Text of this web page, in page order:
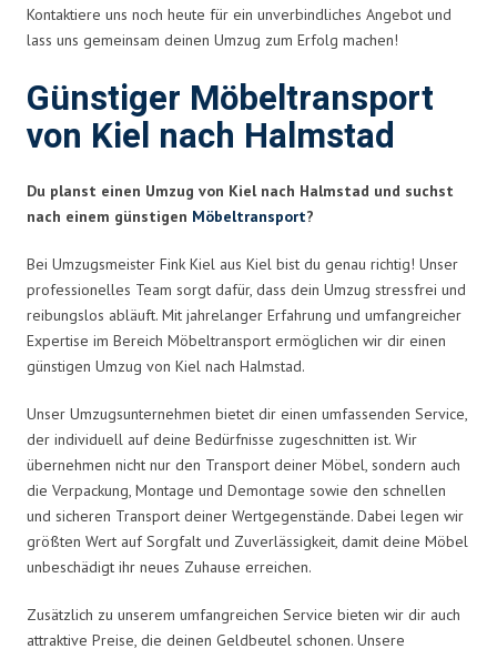
Kontaktiere uns noch heute für ein unverbindliches Angebot und
lass uns gemeinsam deinen Umzug zum Erfolg machen!
Günstiger Möbeltransport
von Kiel nach Halmstad
Du planst einen Umzug von Kiel nach Halmstad und suchst
nach einem günstigen Möbeltransport?
Bei Umzugsmeister Fink Kiel aus Kiel bist du genau richtig! Unser
professionelles Team sorgt dafür, dass dein Umzug stressfrei und
reibungslos abläuft. Mit jahrelanger Erfahrung und umfangreicher
Expertise im Bereich Möbeltransport ermöglichen wir dir einen
günstigen Umzug von Kiel nach Halmstad.
Unser Umzugsunternehmen bietet dir einen umfassenden Service,
der individuell auf deine Bedürfnisse zugeschnitten ist. Wir
übernehmen nicht nur den Transport deiner Möbel, sondern auch
die Verpackung, Montage und Demontage sowie den schnellen
und sicheren Transport deiner Wertgegenstände. Dabei legen wir
größten Wert auf Sorgfalt und Zuverlässigkeit, damit deine Möbel
unbeschädigt ihr neues Zuhause erreichen.
Zusätzlich zu unserem umfangreichen Service bieten wir dir auch
attraktive Preise, die deinen Geldbeutel schonen. Unsere